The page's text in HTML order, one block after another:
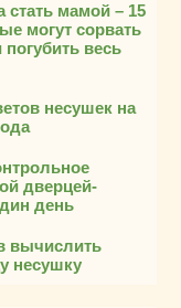
стать мамой – 15
могут сорвать
весь
несушек на
дверцей-
день
вычислить
несушку